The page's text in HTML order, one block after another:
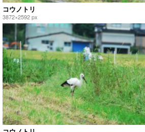
コウノトリ
3872×2592 px